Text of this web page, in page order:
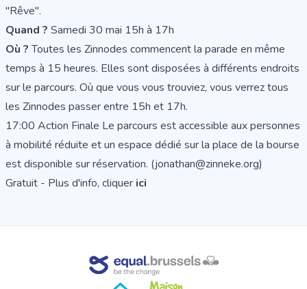
"Rêve".
Quand ? Samedi 30 mai 15h à 17h
Où ?Toutes les Zinnodes commencent la parade en même
temps à 15 heures. Elles sont disposées à différents endroits
sur le parcours. Où que vous vous trouviez, vous verrez tous
les Zinnodes passer entre 15h et 17h.
17:00 Action Finale Le parcours est accessible aux personnes
à mobilité réduite et un espace dédié sur la place de la bourse
est disponible sur réservation. (jonathan@zinneke.org)
Gratuit - Plus d'info, cliquer ici